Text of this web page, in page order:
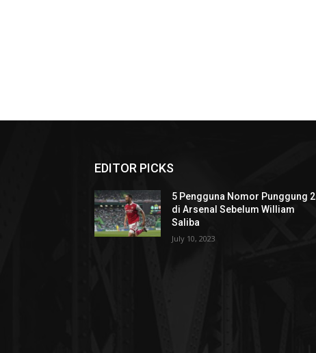
EDITOR PICKS
5 Pengguna Nomor Punggung 2
di Arsenal Sebelum William
Saliba
July 10, 2023